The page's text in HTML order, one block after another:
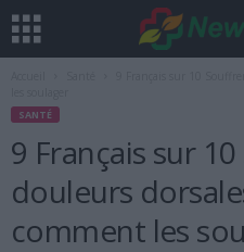
SANTÉ
9 Français sur
douleurs
comment les